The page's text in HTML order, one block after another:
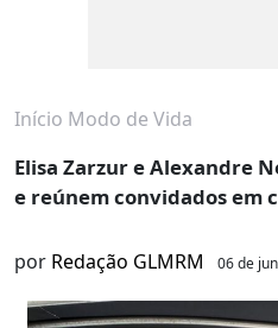
Início Modo de Vida
Elisa Zarzur e Alexandre
e reúnem convidados em
por Redação GLMRM 06 de